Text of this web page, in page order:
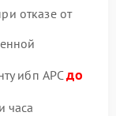
отказе от
ибп APCдо
часа